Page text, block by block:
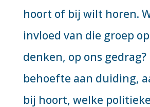
hoort of bij wilt horen.
invloed van die groep
denken, op ons gedrag?
behoefte aan duiding,
bij hoort, welke